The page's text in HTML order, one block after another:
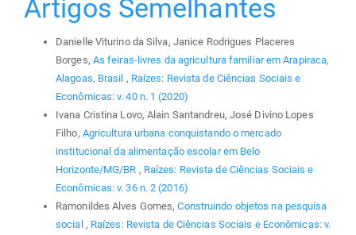
Artigos Semelhantes
Danielle Viturino da Silva, Janice Rodrigues Placeres
Borges, As feiras-livres da agricultura familiar em Arapiraca,
Alagoas, Brasil , Raízes: Revista de Ciências Sociais e
Econômicas: v. 40 n. 1 (2020)
Ivana Cristina Lovo, Alain Santandreu, José Divino Lopes
Filho, Agricultura urbana conquistando o mercado
institucional da alimentação escolar em Belo
Horizonte/MG/BR , Raízes: Revista de Ciências Sociais e
Econômicas: v. 36 n. 2 (2016)
Ramonildes Alves Gomes,Construindo objetos na pesquisa
social , Raízes: Revista de Ciências Sociais e Econômicas: v.